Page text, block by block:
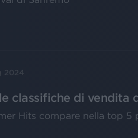
2024
classifiche di vendita
Hits compare nella top 5